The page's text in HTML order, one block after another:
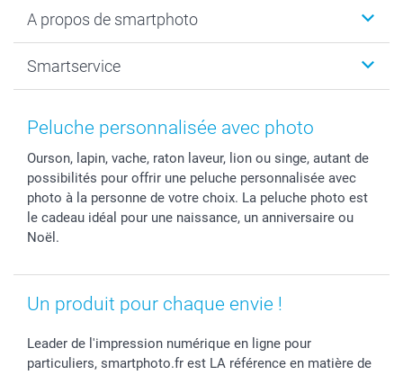
Tirage photo & agrandissement
Faire-part & Cartes
Coques smartphone
Stickers & Etiquettes
Cadres photo & accessoires déco
Dénicheur d'idées cadeau
Anniversaire
Naissance & baptême
Fête des Mères
Fête des Pères
Communion
Baptême
Toussaint
Rentrée des classes
A propos de smartphoto
Plan du site
Droit de rétraction
Vie privée
Gestion des cookies
Tarifs
Partenariats & Influence
Smartservice
Aide
smartfriends
Livraison
Modes de paiement
Grandes quantités
Peluche personnalisée avec photo
Ourson, lapin, vache, raton laveur, lion ou singe, autant de
possibilités pour offrir une peluche personnalisée avec
photo à la personne de votre choix. La peluche photo est
le cadeau idéal pour une naissance, un anniversaire ou
Noël.
Un produit pour chaque envie !
Leader de l'impression numérique en ligne pour
particuliers, smartphoto.fr est LA référence en matière de